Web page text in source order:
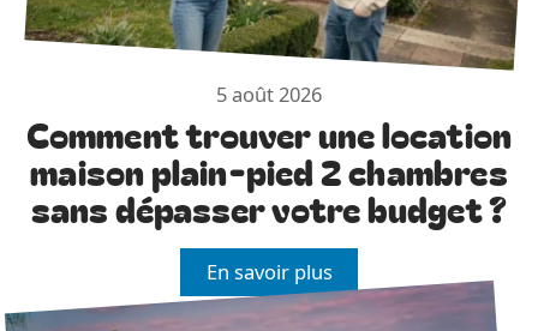
5 août 2026
Comment trouver une location
maison plain-pied 2 chambres
sans dépasser votre budget ?
En savoir plus